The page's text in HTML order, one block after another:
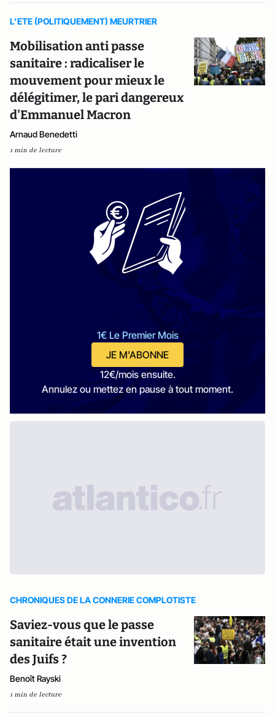
L’ETE (POLITIQUEMENT) MEURTRIER
Mobilisation anti passe
sanitaire : radicaliser le
mouvement pour mieux le
délégitimer, le pari dangereux
d'Emmanuel Macron
Arnaud Benedetti
1 min de lecture
1€ Le Premier Mois
JE M'ABONNE
12€/mois ensuite.
Annulez ou mettez en pause à tout moment.
CHRONIQUES DE LA CONNERIE COMPLOTISTE
Saviez-vous que le passe
sanitaire était une invention
des Juifs ?
Benoît Rayski
1 min de lecture